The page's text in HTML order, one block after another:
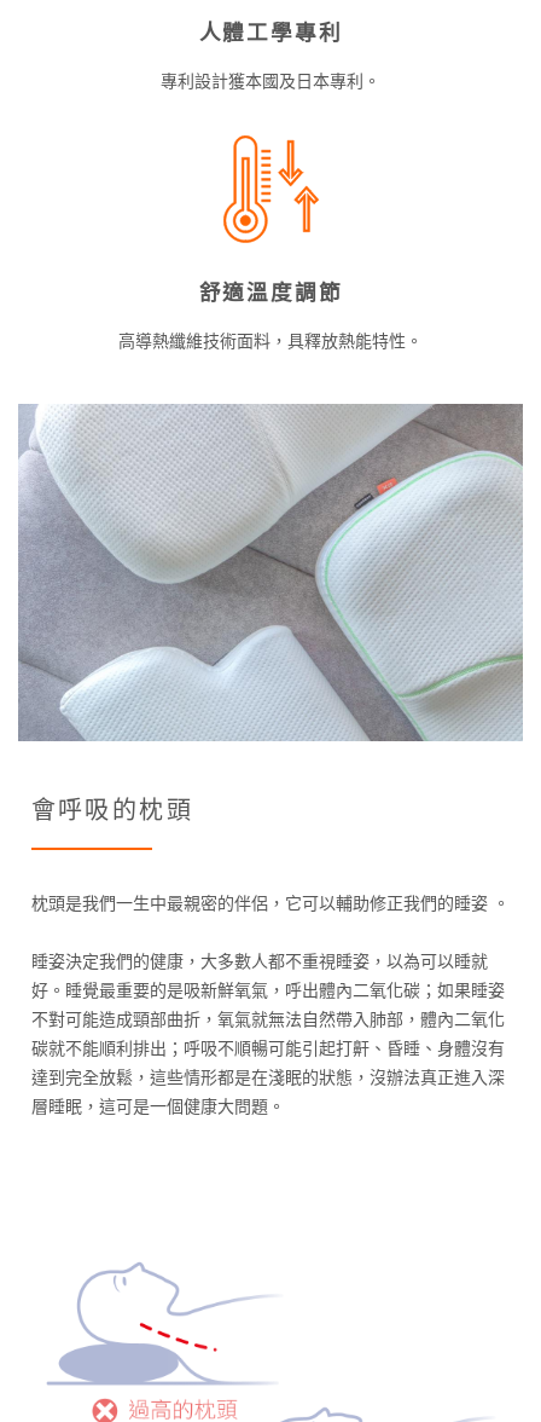
人體工學專利
專利設計獲本國及日本專利。
舒適溫度調節
高導熱纖維技術面料，具釋放熱能特性。
會呼吸的枕頭
枕頭是我們一生中最親密的伴侶，它可以輔助修正我們的睡姿 。
睡姿決定我們的健康，大多數人都不重視睡姿，以為可以睡就
好。睡覺最重要的是吸新鮮氧氣，呼出體內二氧化碳；如果睡姿
不對可能造成頸部曲折，氧氣就無法自然帶入肺部，體內二氧化
碳就不能順利排出；呼吸不順暢可能引起打鼾、昏睡、身體沒有
達到完全放鬆，這些情形都是在淺眠的狀態，沒辦法真正進入深
層睡眠，這可是一個健康大問題。